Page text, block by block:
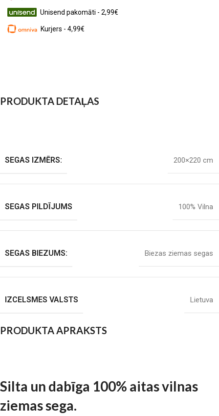
Unisend pakomāti - 2,99€
Kurjers - 4,99€
PRODUKTA DETAĻAS
SEGAS IZMĒRS: 200×220 cm
SEGAS PILDĪJUMS 100% Vilna
SEGAS BIEZUMS: Biezas ziemas segas
IZCELSMES VALSTS Lietuva
PRODUKTA APRAKSTS
Silta un dabīga 100% aitas vilnas
ziemas sega.